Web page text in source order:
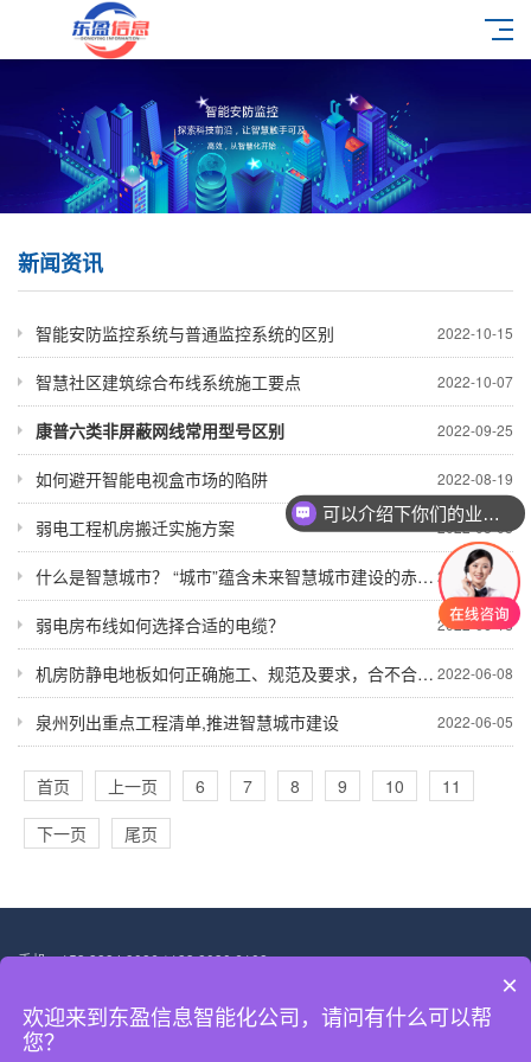
新闻资讯
2022-10-15
智能安防监控系统与普通监控系统的区别
2022-10-07
智慧社区建筑综合布线系统施工要点
2022-09-25
康普六类非屏蔽网线常用型号区别
2022-08-19
如何避开智能电视盒市场的陷阱
2022-08-05
弱电工程机房搬迁实施方案
2022-06-19
什么是智慧城市？ “城市”蕴含未来智慧城市建设的赤壁实践
2022-06-18
弱电房布线如何选择合适的电缆？
2022-06-08
机房防静电地板如何正确施工、规范及要求，合不合理呢？？
2022-06-05
泉州列出重点工程清单,推进智慧城市建设
首页 上一页 6 7 8 9 10
11
下一页
尾页
手机：153 3884 9086 / 133 8030 6108
地址：深圳市宝安区松岗街道东方大道联投广场10层
Copyright © 2021 深圳市东盈信息技术有限公司 All Rights Reserved.
×
欢迎来到东盈信息智能化公司，请问有什么可以帮
您？